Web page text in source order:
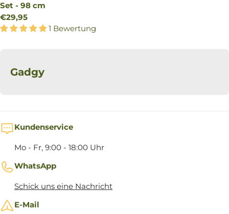
Set - 98 cm
Regulärer
Preis
€29,95
1 Bewertung
Gadgy
Kundenservice
Mo - Fr, 9:00 - 18:00 Uhr
WhatsApp
Schick uns eine Nachricht
E-Mail